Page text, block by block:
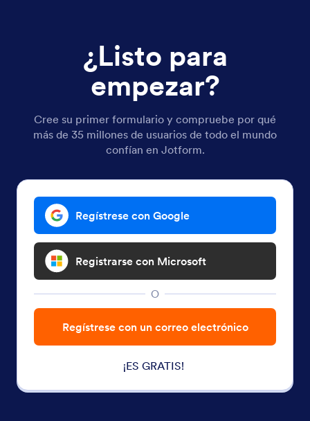
¿Listo para
empezar?
Cree su primer formulario y compruebe por qué
más de 35 millones de usuarios de todo el mundo
confían en Jotform.
Regístrese con Google
Registrarse con Microsoft
O
Regístrese con un correo electrónico
¡ES GRATIS!